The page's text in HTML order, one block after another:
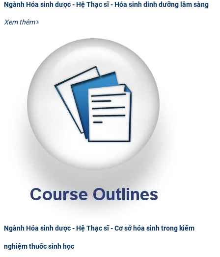
Ngành Hóa sinh dược - Hệ Thạc sĩ - Hóa sinh dinh dưỡng lâm sàng
Xem thêm
Ngành Hóa sinh dược - Hệ Thạc sĩ - Cơ sở hóa sinh trong kiểm
nghiệm thuốc sinh học